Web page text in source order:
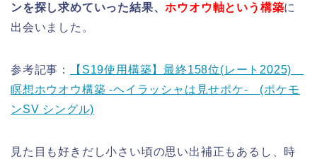
ンを探し求めていった結果、ホウオウ軸という構築に
出会いました。
参考記事：
【S19使用構築】最終158位(レート2025)
瞑想ホウオウ構築 -ヘイラッシャは見せポケ- (ポケモ
ンSV シングル)
見た目も好きだし小さい頃の思い出補正もあるし、時